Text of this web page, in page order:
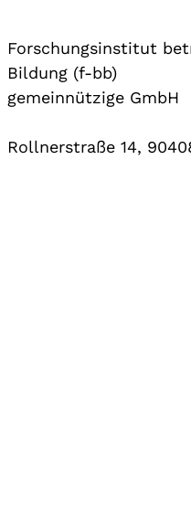
Forschungsinstitut
Bildung (f-bb)
gemeinnützige GmbH
Rollnerstraße 14,